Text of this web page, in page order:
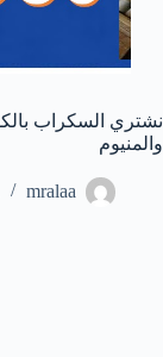
والمنيوم
mralaa